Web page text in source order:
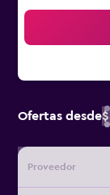
Ofertas desde
Proveedor